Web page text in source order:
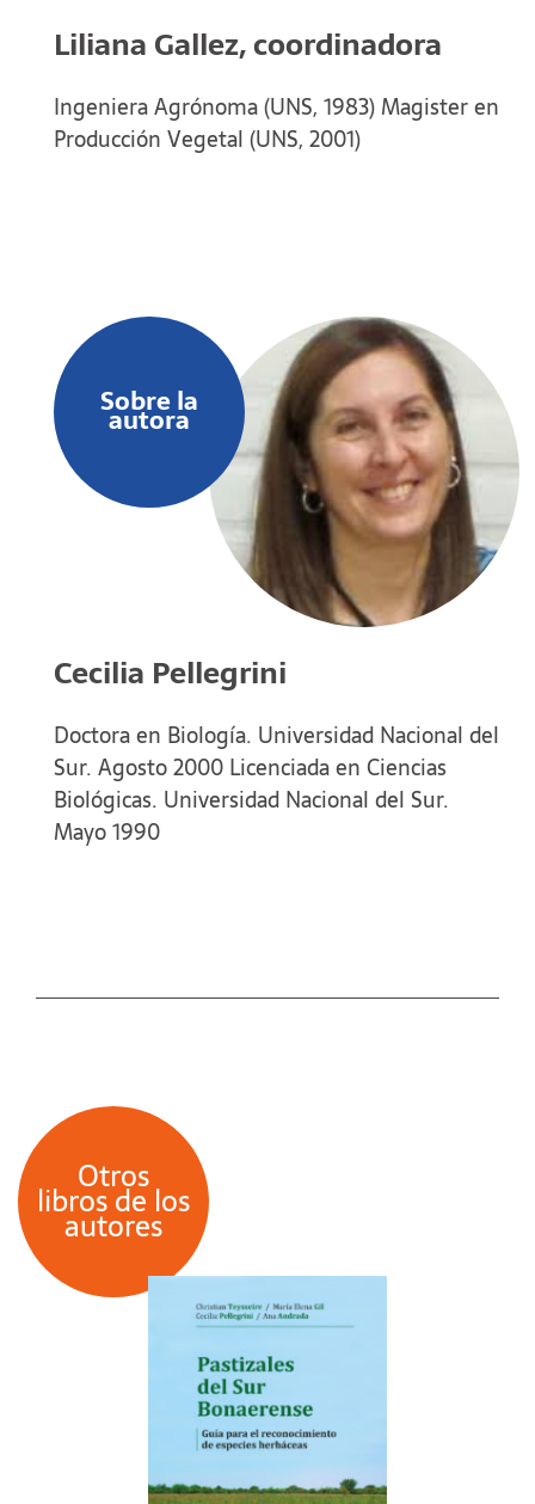
Liliana Gallez, coordinadora
Ingeniera Agrónoma (UNS, 1983) Magister en
Producción Vegetal (UNS, 2001)
Sobre la
autora
Cecilia Pellegrini
Doctora en Biología. Universidad Nacional del
Sur. Agosto 2000 Licenciada en Ciencias
Biológicas. Universidad Nacional del Sur.
Mayo 1990
Otros
libros de los
autores